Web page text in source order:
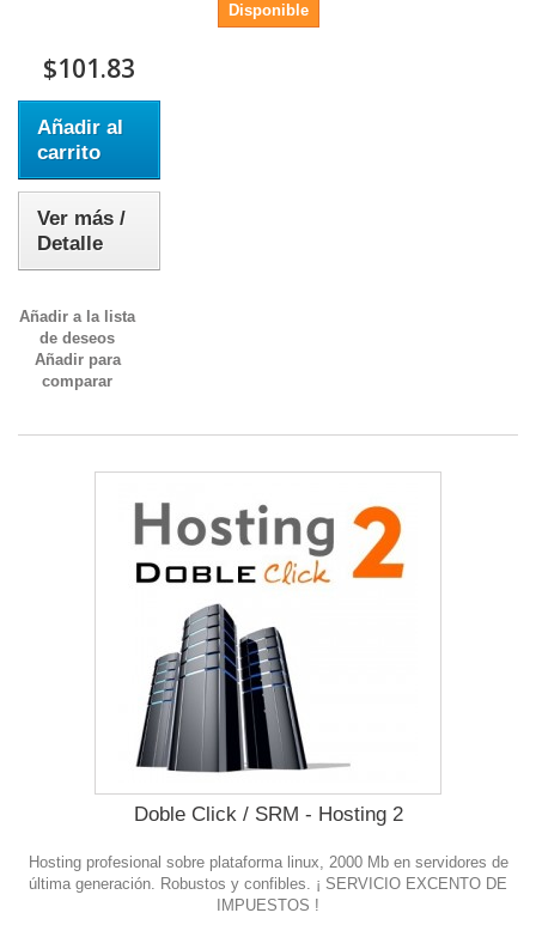
Disponible
$101.83
Añadir al
carrito
Ver más /
Detalle
Añadir a la lista
de deseos
Añadir para
comparar
Doble Click / SRM - Hosting 2
Hosting profesional sobre plataforma linux, 2000 Mb en servidores de
última generación. Robustos y confibles. ¡ SERVICIO EXCENTO DE
IMPUESTOS !